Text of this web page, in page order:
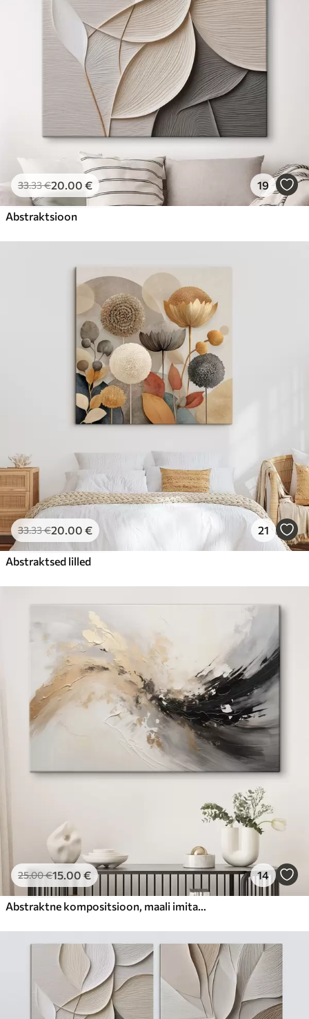
33.33€20.00 € 19
Abstraktsioon
33.33€20.00 € 21
Abstraktsed lilled
25.00€15.00 € 14
Abstraktne kompositsioon, maali imitatsioon